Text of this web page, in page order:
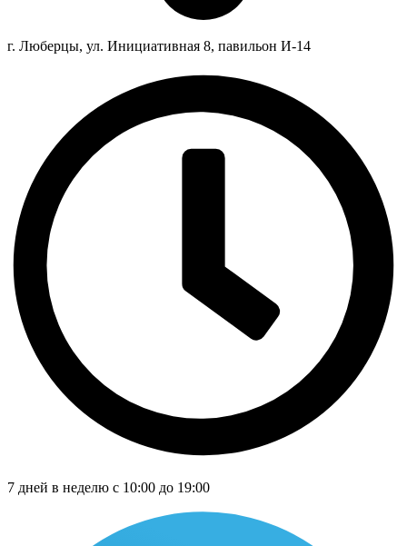
г. Люберцы, ул. Инициативная 8, павильон И-14
7 дней в неделю с 10:00 до 19:00